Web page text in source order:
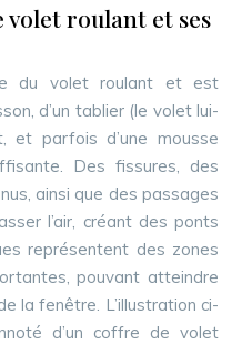
volet roulant et ses
du volet roulant et est
d’un tablier (le volet lui-
et parfois d’une mousse
Des fissures, des
ainsi que des passages
l’air, créant des ponts
représentent des zones
pouvant atteindre
la fenêtre. L’illustration ci-
d’un coffre de volet